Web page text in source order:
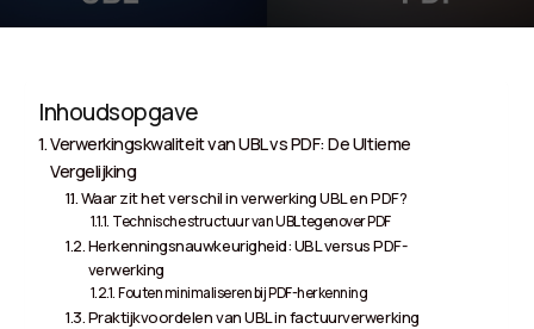
Inhoudsopgave
Verwerkingskwaliteit van UBL vs PDF: De Ultieme
Vergelijking
Waar zit het verschil in verwerking UBL en PDF?
Technische structuur van UBL tegenover PDF
Herkenningsnauwkeurigheid: UBL versus PDF-
verwerking
Fouten minimaliseren bij PDF-herkenning
Praktijkvoordelen van UBL in factuurverwerking